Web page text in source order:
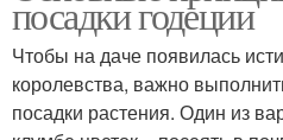
посадки годеции
Чтобы на даче появилась
королевства, важно
посадки растения. Один из